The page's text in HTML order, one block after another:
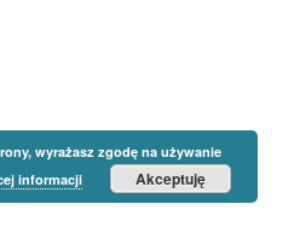
wyrażasz zgodę na używanie
informacji Akceptuję